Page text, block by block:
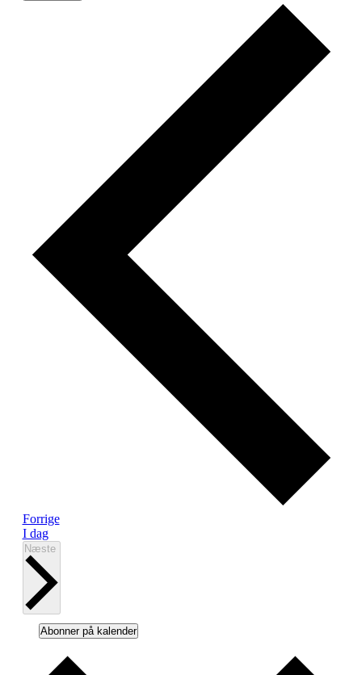
ForrigeBegivenheder
I dag
Næste
Abonner på kalender